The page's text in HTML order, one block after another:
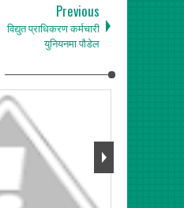
Previous
विद्युत प्राधिकरण कर्मचारी
युनियनमा पौडेल